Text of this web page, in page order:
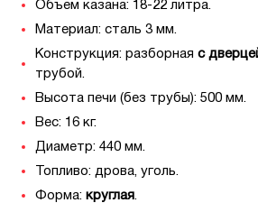
Объем казана: 18-22 литра.
Материал: сталь 3 мм.
Конструкция: разборная с
трубой.
Высота печи (без трубы): 500 мм.
Вес: 16 кг.
Диаметр: 440 мм.
Топливо: дрова, уголь.
Форма: круглая